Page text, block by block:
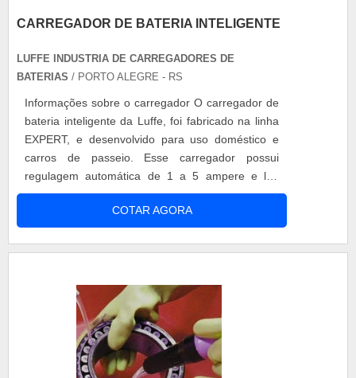
CARREGADOR DE BATERIA INTELIGENTE
LUFFE INDUSTRIA DE CARREGADORES DE
BATERIAS / PORTO ALEGRE - RS
Informações sobre o carregador O carregador de
bateria inteligente da Luffe, foi fabricado na linha
EXPERT, e desenvolvido para uso doméstico e
carros de passeio. Esse carregador possui
regulagem automática de 1 a 5 ampere e led
sinalizador de bateria carregada, conforme o
tempo de carga. Pode carregar baterias de 12
volts. O carregador de bateria desliga
automatica....
COTAR AGORA